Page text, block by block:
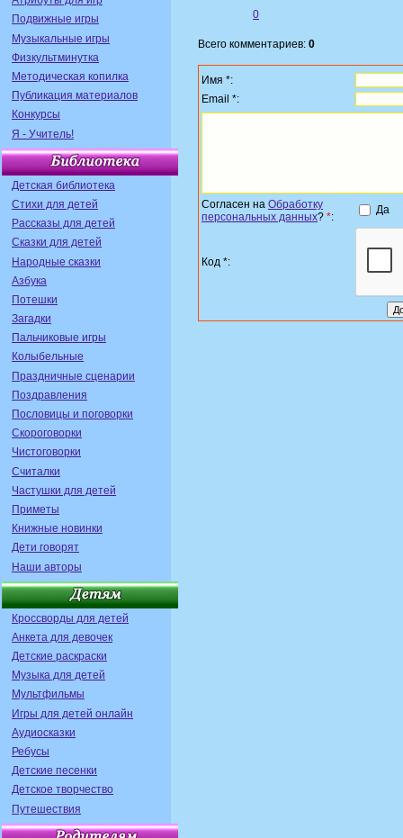
Подвижные игры
Музыкальные игры
Физкультминутка
Методическая копилка
Публикация материалов
Конкурсы
Я - Учитель!
Детская библиотека
Стихи для детей
Рассказы для детей
Сказки для детей
Народные сказки
Азбука
Потешки
Загадки
Пальчиковые игры
Колыбельные
Праздничные сценарии
Поздравления
Пословицы и поговорки
Скороговорки
Чистоговорки
Считалки
Частушки для детей
Приметы
Книжные новинки
Дети говорят
Наши авторы
Кроссворды для детей
Анкета для девочек
Детские раскраски
Музыка для детей
Мультфильмы
Игры для детей онлайн
Аудиосказки
Ребусы
Детские песенки
Детское творчество
Путешествия
0
Всего комментариев: 0
Имя *:
Email *:
Согласен на Обработку
персональных данных? *:
Да
Код *: